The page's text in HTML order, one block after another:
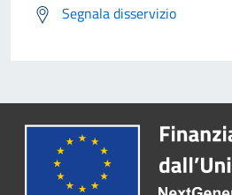
Segnala disservizio